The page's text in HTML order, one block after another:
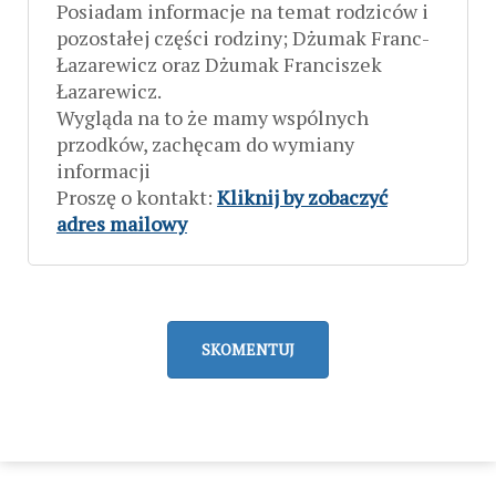
Posiadam informacje na temat rodziców i
pozostałej części rodziny; Dżumak Franc-
Łazarewicz oraz Dżumak Franciszek
Łazarewicz.
Wygląda na to że mamy wspólnych
przodków, zachęcam do wymiany
informacji
Proszę o kontakt: Kliknij by zobaczyć
adres mailowy
SKOMENTUJ